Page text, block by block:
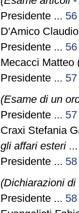
Presidente ... 56
D'Amico
Presidente ... 56
Mecacci
Presidente ... 57
(Esame di un
Presidente ... 57
Craxi Stefania
gli affari esteri
Presidente ... 58
(Dichiarazioni
Presidente ... 58